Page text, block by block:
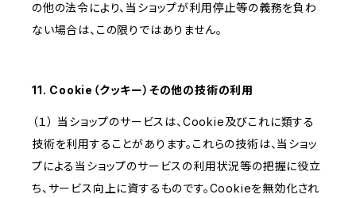
の他の法令により、当ショップが利用停止等の義務を負わ
ない場合は、この限りではありません。
11. Cookie（クッキー）その他の技術の利用
（１） 当ショップのサービスは、Cookie及びこれに類する
技術を利用することがあります。これらの技術は、当ショッ
プによる当ショップのサービスの利用状況等の把握に役立
ち、サービス向上に資するものです。Cookieを無効化され